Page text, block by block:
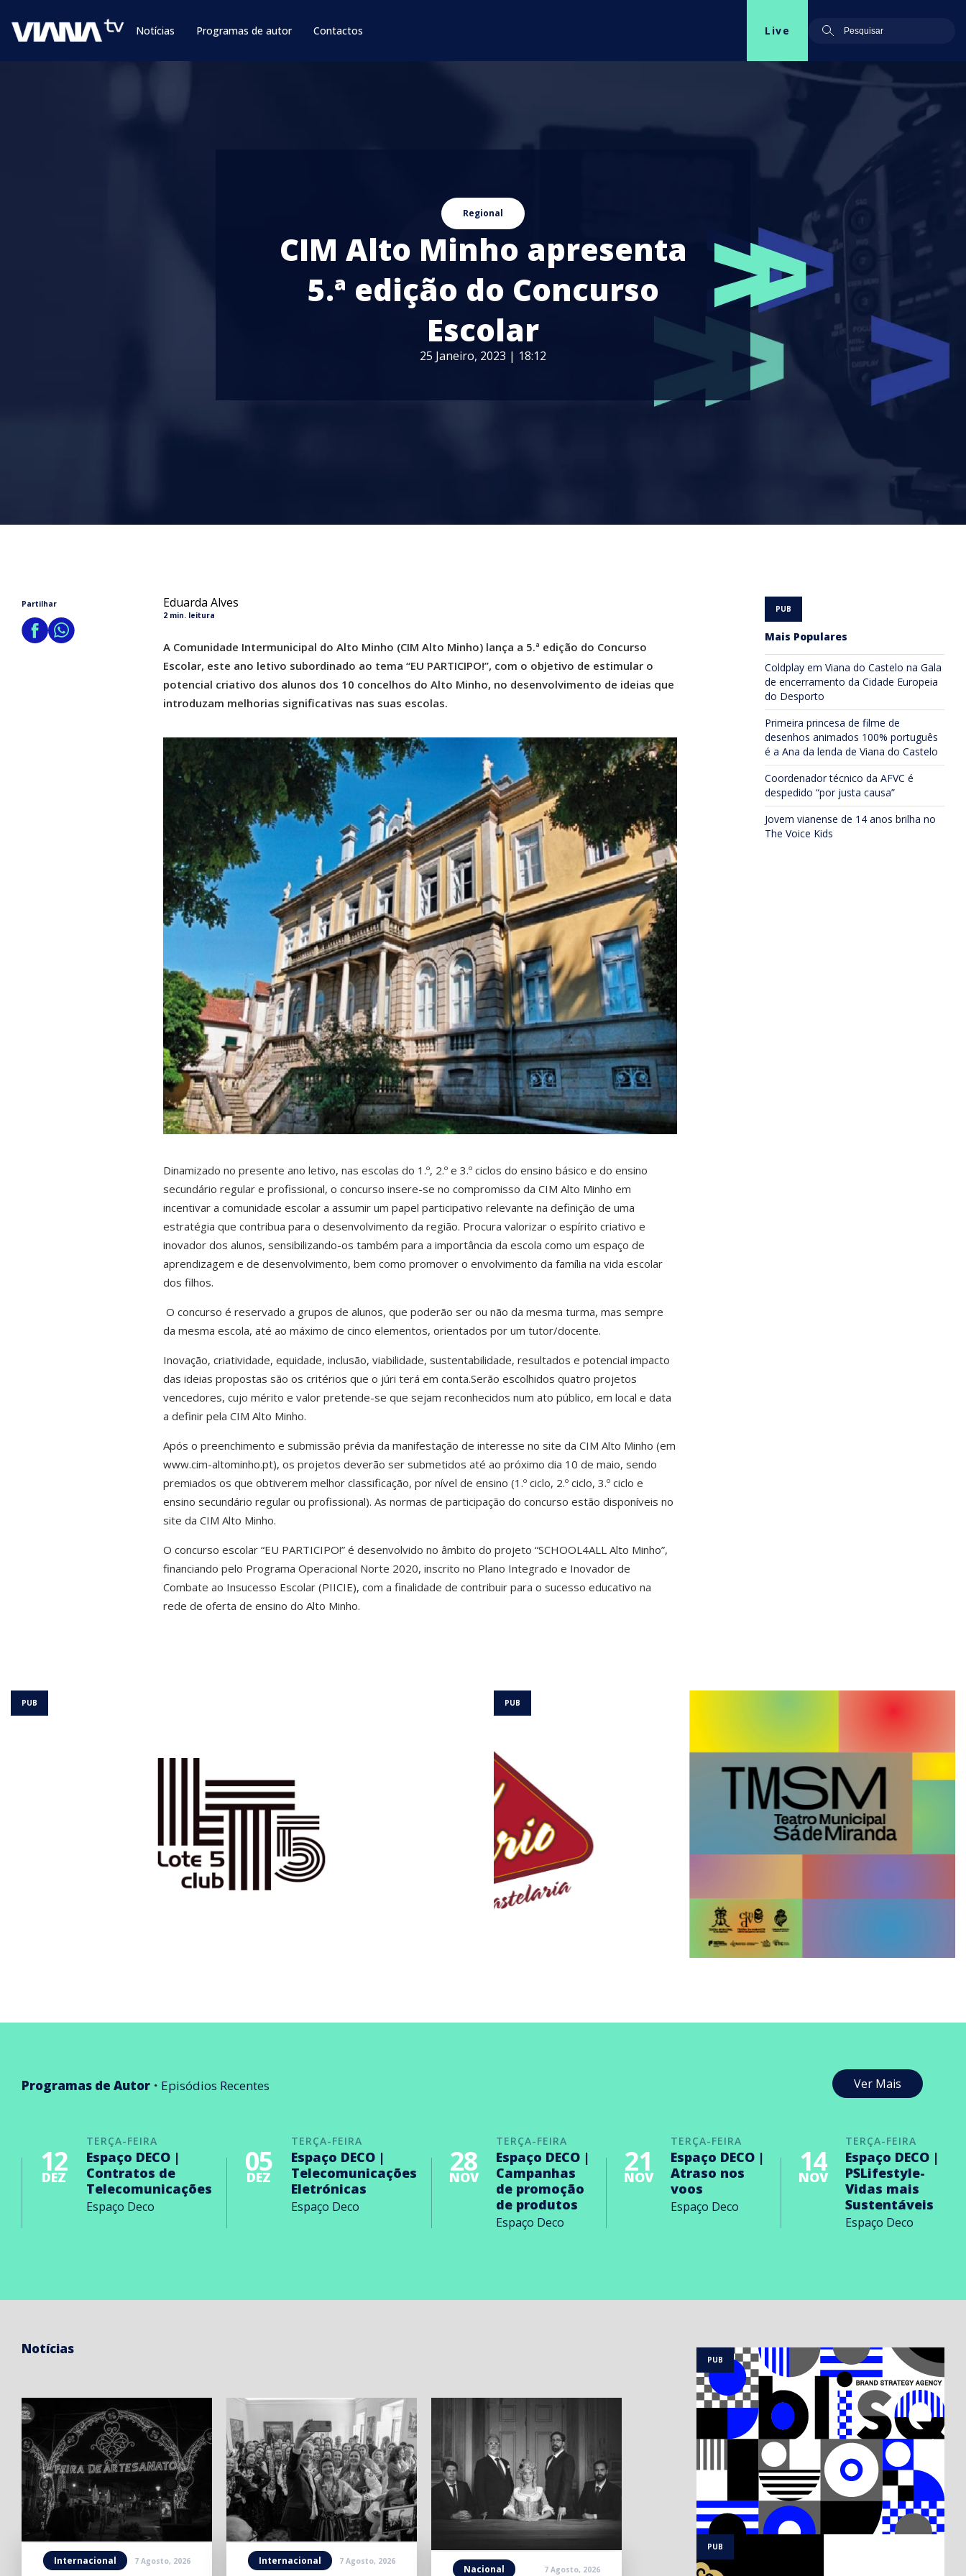
Notícias Programas de autor Contactos Live
Regional
CIM Alto Minho apresenta
5.ª edição do Concurso
Escolar
25 Janeiro, 2023 | 18:12
Partilhar Eduarda Alves
2 min. leitura
A Comunidade Intermunicipal do Alto Minho (CIM Alto Minho) lança a 5.ª edição do Concurso
Escolar, este ano letivo subordinado ao tema “EU PARTICIPO!”, com o objetivo de estimular o
potencial criativo dos alunos dos 10 concelhos do Alto Minho, no desenvolvimento de ideias que
introduzam melhorias significativas nas suas escolas.
Dinamizado no presente ano letivo, nas escolas do 1.º, 2.º e 3.º ciclos do ensino básico e do ensino
secundário regular e profissional, o concurso insere-se no compromisso da CIM Alto Minho em
incentivar a comunidade escolar a assumir um papel participativo relevante na definição de uma
estratégia que contribua para o desenvolvimento da região. Procura valorizar o espírito criativo e
inovador dos alunos, sensibilizando-os também para a importância da escola como um espaço de
aprendizagem e de desenvolvimento, bem como promover o envolvimento da família na vida escolar
dos filhos.
O concurso é reservado a grupos de alunos, que poderão ser ou não da mesma turma, mas sempre
da mesma escola, até ao máximo de cinco elementos, orientados por um tutor/docente.
Inovação, criatividade, equidade, inclusão, viabilidade, sustentabilidade, resultados e potencial impacto
das ideias propostas são os critérios que o júri terá em conta.Serão escolhidos quatro projetos
vencedores, cujo mérito e valor pretende-se que sejam reconhecidos num ato público, em local e data
a definir pela CIM Alto Minho.
Após o preenchimento e submissão prévia da manifestação de interesse no site da CIM Alto Minho (em
www.cim-altominho.pt), os projetos deverão ser submetidos até ao próximo dia 10 de maio, sendo
premiados os que obtiverem melhor classificação, por nível de ensino (1.º ciclo, 2.º ciclo, 3.º ciclo e
ensino secundário regular ou profissional). As normas de participação do concurso estão disponíveis no
site da CIM Alto Minho.
O concurso escolar “EU PARTICIPO!” é desenvolvido no âmbito do projeto “SCHOOL4ALL Alto Minho”,
financiando pelo Programa Operacional Norte 2020, inscrito no Plano Integrado e Inovador de
Combate ao Insucesso Escolar (PIICIE), com a finalidade de contribuir para o sucesso educativo na
rede de oferta de ensino do Alto Minho.
Mais Populares
Coldplay em Viana do Castelo na Gala
de encerramento da Cidade Europeia
do Desporto
Primeira princesa de filme de
desenhos animados 100% português
é a Ana da lenda de Viana do Castelo
Coordenador técnico da AFVC é
despedido “por justa causa”
Jovem vianense de 14 anos brilha no
The Voice Kids
Programas de Autor Episódios Recentes Ver Mais
TERÇA-FEIRA
12
DEZ
Espaço DECO |
Contratos de
Telecomunicações
Espaço Deco
TERÇA-FEIRA
05
DEZ
Espaço DECO |
Telecomunicações
Eletrónicas
Espaço Deco
TERÇA-FEIRA
28
NOV
Espaço DECO |
Campanhas
de promoção
de produtos
Espaço Deco
TERÇA-FEIRA
21
NOV
Espaço DECO |
Atraso nos
voos
Espaço Deco
TERÇA-FEIRA
14
NOV
Espaço DECO |
PSLifestyle-
Vidas mais
Sustentáveis
Espaço Deco
Notícias
Internacional 7 Agosto, 2026 Internacional 7 Agosto, 2026
Nacional 7 Agosto, 2026